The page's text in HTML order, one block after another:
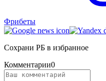
Фрибеты
Сохрани РБ в избранное
Комментарии0